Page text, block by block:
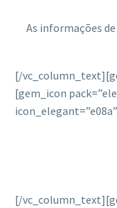
As informações
[/
[gem_icon
[/